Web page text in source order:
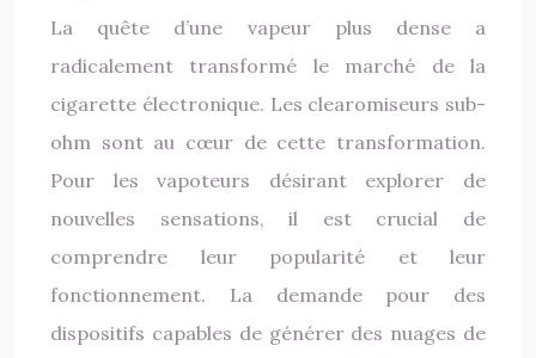
La quête d’une vapeur plus dense a
radicalement transformé le marché de la
cigarette électronique. Les clearomiseurs sub-
ohm sont au cœur de cette transformation.
Pour les vapoteurs désirant explorer de
nouvelles sensations, il est crucial de
comprendre leur popularité et leur
fonctionnement. La demande pour des
dispositifs capables de générer des nuages de